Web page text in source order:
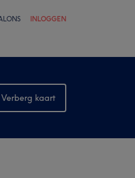
INLOGGEN
Verberg kaart
Bekijk kaart